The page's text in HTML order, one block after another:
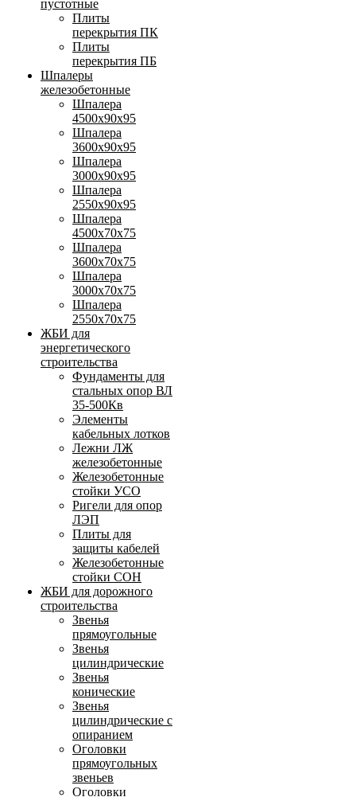
пустотные
Плиты
перекрытия ПК
Плиты
перекрытия ПБ
Шпалеры
железобетонные
Шпалера
4500х90х95
Шпалера
3600х90х95
Шпалера
3000х90х95
Шпалера
2550х90х95
Шпалера
4500х70х75
Шпалера
3600х70х75
Шпалера
3000х70х75
Шпалера
2550х70х75
ЖБИ для
энергетического
строительства
Фундаменты для
стальных опор ВЛ
35-500Кв
Элементы
кабельных лотков
Лежни ЛЖ
железобетонные
Железобетонные
стойки УСО
Ригели для опор
ЛЭП
Плиты для
защиты кабелей
Железобетонные
стойки СОН
ЖБИ для дорожного
строительства
Звенья
прямоугольные
Звенья
цилиндрические
Звенья
конические
Звенья
цилиндрические с
опиранием
Оголовки
прямоугольных
звеньев
Оголовки